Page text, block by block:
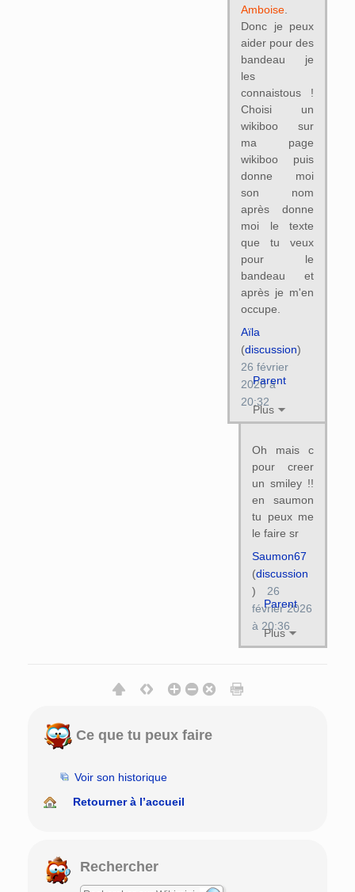
Amboise.
Donc je peux
aider pour des
bandeau je
les
connaistous !
Choisi un
wikiboo sur
ma page
wikiboo puis
donne moi
son nom
après donne
moi le texte
que tu veux
pour le
bandeau et
après je m'en
occupe.
Parent
Plus
Aïla
(discussion)
26 février
2026 à
20:32
Oh mais c
pour creer
un smiley !!
en saumon
tu peux me
le faire sr
Parent
Plus
Saumon67
(discussion
)
26
février 2026
à 20:36
Ce que tu peux faire
Voir son historique
Retourner à l’accueil
Rechercher